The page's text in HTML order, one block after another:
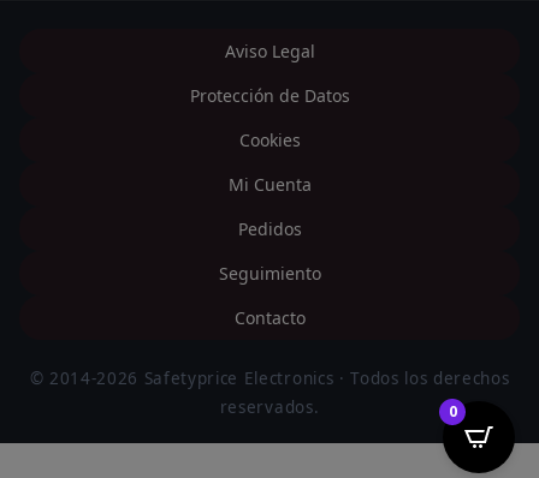
0
Aviso Legal
Protección de Datos
Cookies
Mi Cuenta
Pedidos
Seguimiento
Contacto
© 2014-2026 Safetyprice Electronics · Todos los derechos
reservados.